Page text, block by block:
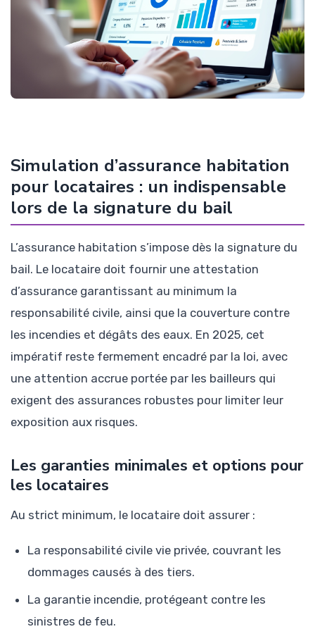
Simulation d’assurance habitation
pour locataires : un indispensable
lors de la signature du bail
L’assurance habitation s’impose dès la signature du
bail. Le locataire doit fournir une attestation
d’assurance garantissant au minimum la
responsabilité civile, ainsi que la couverture contre
les incendies et dégâts des eaux. En 2025, cet
impératif reste fermement encadré par la loi, avec
une attention accrue portée par les bailleurs qui
exigent des assurances robustes pour limiter leur
exposition aux risques.
Les garanties minimales et options pour
les locataires
Au strict minimum, le locataire doit assurer :
La responsabilité civile vie privée, couvrant les
dommages causés à des tiers.
La garantie incendie, protégeant contre les
sinistres de feu.